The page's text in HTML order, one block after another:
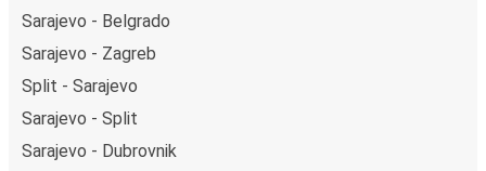
Sarajevo - Belgrado
Sarajevo - Zagreb
Split - Sarajevo
Sarajevo - Split
Sarajevo - Dubrovnik